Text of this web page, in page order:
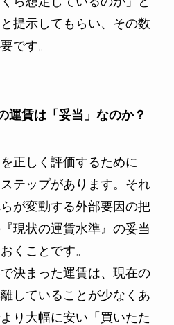
提示してもらい、その数
です。
運賃は「妥当」なのか？
正しく評価するために
テップがあります。それ
が変動する外部要因の把
現状の運賃水準』の妥当
くことです。
決まった運賃は、現在の
していることが少なくあ
り大幅に安い「買いたた